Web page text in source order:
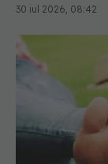
30 iul 2026, 08:42